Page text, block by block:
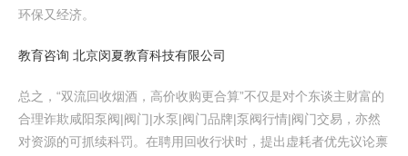
环保又经济。
教育咨询 北京闵夏教育科技有限公司
总之，“双流回收烟酒，高价收购更合算”不仅是对个东谈主财富的
合理诈欺咸阳泵阀|阀门|水泵|阀门品牌|泵阀行情|阀门交易，亦然
对资源的可抓续科罚。在聘用回收行状时，提出虚耗者优先议论禀